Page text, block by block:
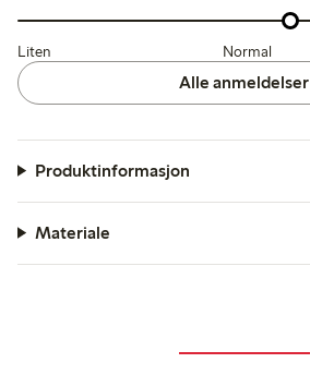
Liten Normal
Alle anmeldelser
Produktinformasjon
Materiale